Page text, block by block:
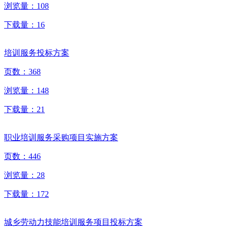
浏览量： 108
下载量： 16
培训服务投标方案
页数： 368
浏览量： 148
下载量： 21
职业培训服务采购项目实施方案
页数： 446
浏览量： 28
下载量： 172
城乡劳动力技能培训服务项目投标方案